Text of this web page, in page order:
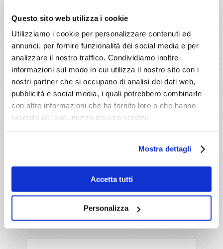
Questo sito web utilizza i cookie
Utilizziamo i cookie per personalizzare contenuti ed
annunci, per fornire funzionalità dei social media e per
analizzare il nostro traffico. Condividiamo inoltre
informazioni sul modo in cui utilizza il nostro sito con i
nostri partner che si occupano di analisi dei dati web,
pubblicità e social media, i quali potrebbero combinarle
con altre informazioni che ha fornito loro o che hanno
raccolto dal suo utilizzo dei loro servizi.
Mostra dettagli
Accetta tutti
Personalizza
ideale e più pratica per poter verificare in qualunque
momento l’intero impianto di videosorveglianza.
L’interfaccia grafica resta sempre intuitiva sia
nella gestione che nella programmazione
comandi touch e schermate user friendly così da
essere comprese immediatamente fin dal primo
utilizzo. Abbiamo anche la possibilità di associare
l’impianto di videosorveglianza a videoregistratori
MPG4 per sistemi tvcc di Network Video Recorder.
ormai una realtà concreta, non lasciatevela sfuggire!
Se volete maggiori informazioni su questa tipologia
di impianti, contattateci o venite a trovarci e vi
daremo tutte le risposte che cercate.